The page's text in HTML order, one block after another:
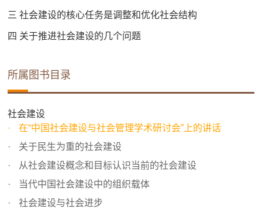
三 社会建设的核心任务是调整和优化社会结构
四 关于推进社会建设的几个问题
所属图书目录
社会建设
在“中国社会建设与社会管理学术研讨会”上的讲话
关于民生为重的社会建设
从社会建设概念和目标认识当前的社会建设
当代中国社会建设中的组织载体
社会建设与社会进步